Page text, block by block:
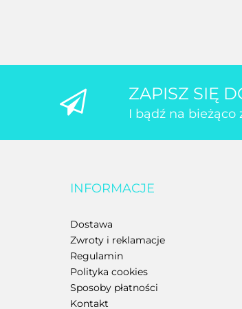
ZAPISZ SIĘ
I bądź na
INFORMACJE
Dostawa
Zwroty i reklamacje
Regulamin
Polityka cookies
Sposoby płatności
Kontakt